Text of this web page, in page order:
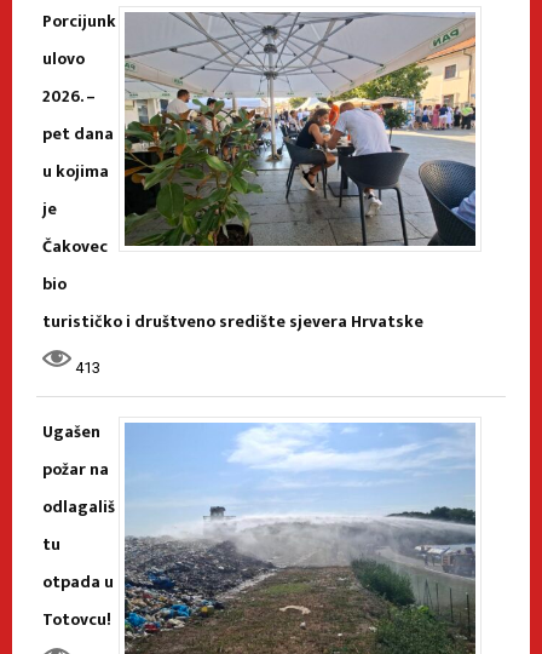
Porcijunk
ulovo
2026. –
pet dana
u kojima
je
Čakovec
bio
turističko i društveno središte sjevera Hrvatske
413
Ugašen
požar na
odlagališ
tu
otpada u
Totovcu!